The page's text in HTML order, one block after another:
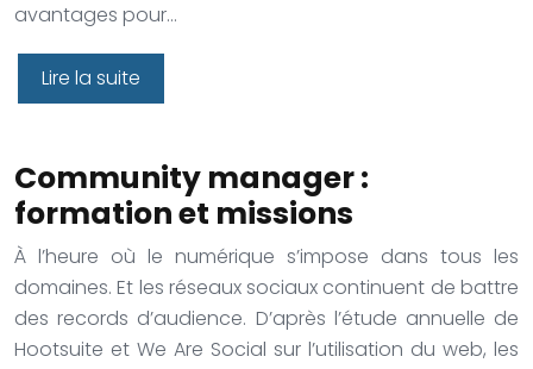
avantages pour…
Lire la suite
Community manager :
formation et missions
À l’heure où le numérique s’impose dans tous les
domaines. Et les réseaux sociaux continuent de battre
des records d’audience. D’après l’étude annuelle de
Hootsuite et We Are Social sur l’utilisation du web, les